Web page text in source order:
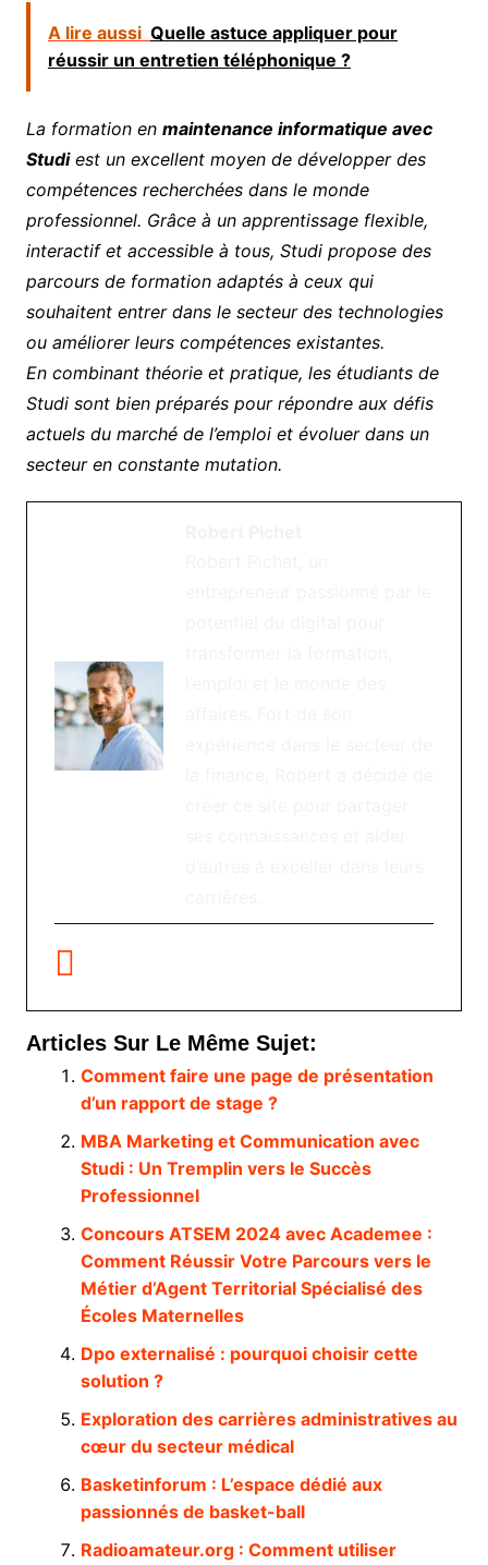
A lire aussi Quelle astuce appliquer pour
réussir un entretien téléphonique ?
La formation en maintenance informatique avec
Studiest un excellent moyen de développer des
compétences recherchées dans le monde
professionnel. Grâce à un apprentissage flexible,
interactif et accessible à tous, Studi propose des
parcours de formation adaptés à ceux qui
souhaitent entrer dans le secteur des technologies
ou améliorer leurs compétences existantes.
En combinant théorie et pratique, les étudiants de
Studi sont bien préparés pour répondre aux défis
actuels du marché de l’emploi et évoluer dans un
secteur en constante mutation.
Articles Sur Le Même Sujet:
Comment faire une page de présentation
d’un rapport de stage ?
MBA Marketing et Communication avec
Studi : Un Tremplin vers le Succès
Professionnel
Concours ATSEM 2024 avec Academee :
Comment Réussir Votre Parcours vers le
Métier d’Agent Territorial Spécialisé des
Écoles Maternelles
Dpo externalisé : pourquoi choisir cette
solution ?
Exploration des carrières administratives au
cœur du secteur médical
Basketinforum : L’espace dédié aux
passionnés de basket-ball
Radioamateur.org : Comment utiliser